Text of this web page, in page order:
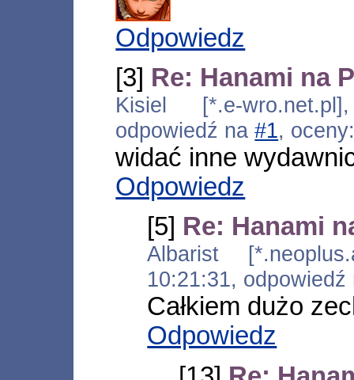
Odpowiedz
[3] Re: Hanami na
Kisiel [*.e-
odpowiedź na#1,
widać inne
Odpowiedz
[5] Re: Hanami
Albarist
10:21:31,
Całkiem dużo
Odpowiedz